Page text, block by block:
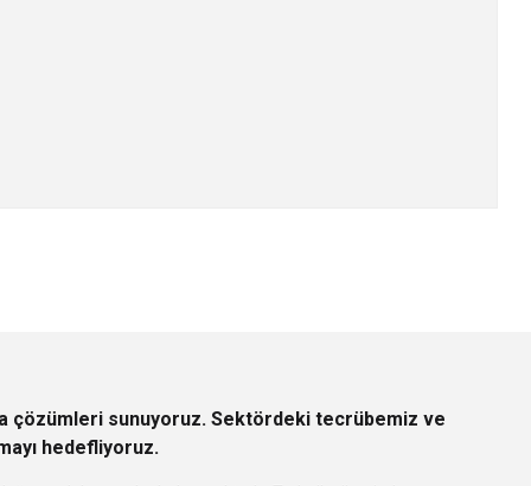
çözümleri sunuyoruz. Sektördeki tecrübemiz ve
hedefliyoruz.